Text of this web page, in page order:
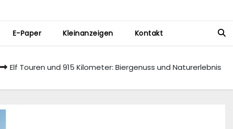
E-Paper Kleinanzeigen Kontakt
Elf Touren und 915 Kilometer: Biergenuss und Naturerlebnis